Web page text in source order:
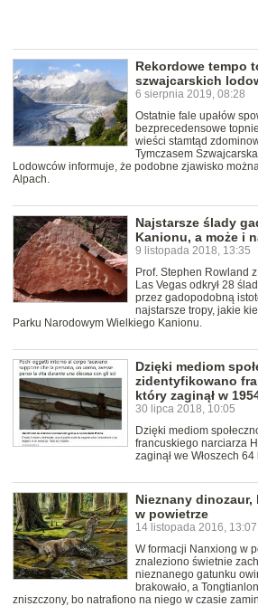
Rekordowe tempo
szwajcarskich
6 sierpnia 2019, 08:28
Ostatnie fale upałów
bezprecedensowe
wieści stamtąd
Tymczasem
Lodowców informuje, że podobne zjawisko
Alpach.
Najstarsze ślady
Kanionu, a może i
9 listopada 2018, 13:35
Prof. Stephen Rowland
Las Vegas odkrył 28
przez gadopodobną
najstarsze tropy, jakie
Parku Narodowym Wielkiego Kanionu.
Dzięki mediom
zidentyfikowano
który zaginął w
30 lipca 2018, 10:05
Dzięki mediom
francuskiego narciarza
zaginął we Włoszech
Nieznany dinozaur,
w powietrze
14 listopada 2016, 13:07
W formacji Nanxiong w
znaleziono świetnie
nieznanego gatunku
brakowało, a
zniszczony, bo natrafiono na niego w czasie